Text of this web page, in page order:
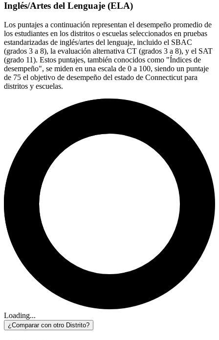
Inglés/Artes del Lenguaje (ELA)
Los puntajes a continuación representan el desempeño promedio de
los estudiantes en los distritos o escuelas seleccionados en pruebas
estandarizadas de inglés/artes del lenguaje, incluido el SBAC
(grados 3 a 8), la evaluación alternativa CT (grados 3 a 8), y el SAT
(grado 11). Estos puntajes, también conocidos como "Índices de
desempeño", se miden en una escala de 0 a 100, siendo un puntaje
de 75 el objetivo de desempeño del estado de Connecticut para
distritos y escuelas.
Loading...
¿Comparar con otro Distrito?